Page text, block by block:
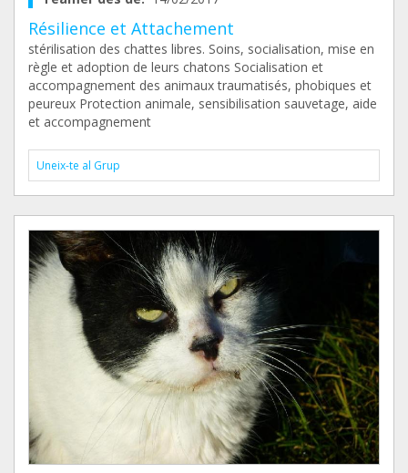
Résilience et Attachement
stérilisation des chattes libres. Soins, socialisation, mise en
règle et adoption de leurs chatons Socialisation et
accompagnement des animaux traumatisés, phobiques et
peureux Protection animale, sensibilisation sauvetage, aide
et accompagnement
Uneix-te al Grup